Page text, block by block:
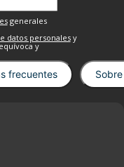
generales
datos personalesy
y
frecuentes